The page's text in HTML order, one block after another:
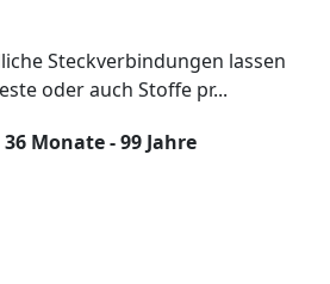
Steckverbindungen lassen
oder auch Stoffe pr...
36 Monate - 99 Jahre